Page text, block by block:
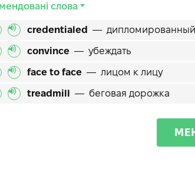
слова
credentialed — дипломированный
convince — убеждать
face to face — лицом к лицу
treadmill — беговая дорожка